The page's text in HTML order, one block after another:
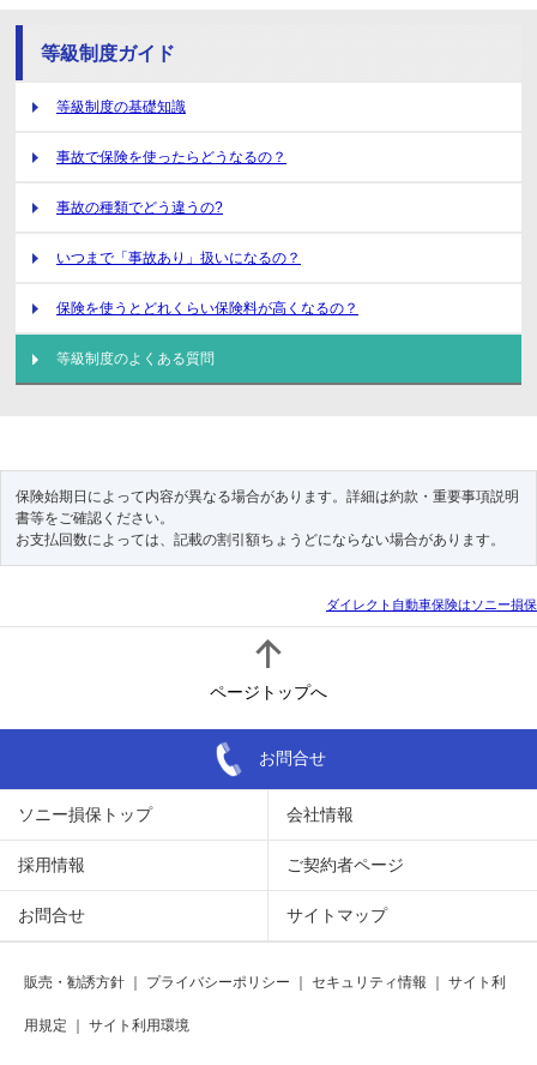
等級制度ガイド
等級制度の基礎知識
事故で保険を使ったらどうなるの？
事故の種類でどう違うの?
いつまで「事故あり」扱いになるの？
保険を使うとどれくらい保険料が高くなるの？
等級制度のよくある質問
保険始期日によって内容が異なる場合があります。詳細は約款・重要事項説明
書等をご確認ください。
お支払回数によっては、記載の割引額ちょうどにならない場合があります。
ダイレクト自動車保険はソニー損保
ページトップへ
お問合せ
ソニー損保トップ 会社情報
採用情報 ご契約者ページ
お問合せ サイトマップ
販売・勧誘方針 プライバシーポリシー セキュリティ情報 サイト利
用規定 サイト利用環境